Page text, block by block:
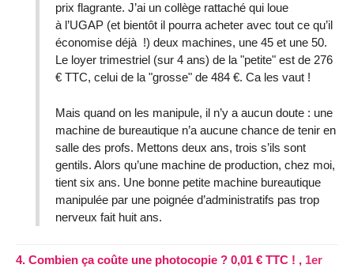
prix flagrante. J’ai un collège rattaché qui loue
à l’UGAP (et bientôt il pourra acheter avec tout ce qu’il
économise déjà !) deux machines, une 45 et une 50.
Le loyer trimestriel (sur 4 ans) de la "petite" est de 276
€ TTC, celui de la "grosse" de 484 €. Ca les vaut !
Mais quand on les manipule, il n’y a aucun doute : une
machine de bureautique n’a aucune chance de tenir en
salle des profs. Mettons deux ans, trois s’ils sont
gentils. Alors qu’une machine de production, chez moi,
tient six ans. Une bonne petite machine bureautique
manipulée par une poignée d’administratifs pas trop
nerveux fait huit ans.
4. Combien ça coûte une photocopie ? 0,01 € TTC ! , 1er